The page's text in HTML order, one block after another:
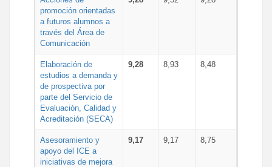
promoción orientadas
a futuros alumnos a
través del Área de
Comunicación
Elaboración de
estudios a demanda y
de prospectiva por
parte del Servicio de
Evaluación, Calidad y
Acreditación (SECA)
9,28 8,93 8,48
Asesoramiento y
apoyo del ICE a
iniciativas de mejora
9,17 9,17 8,75